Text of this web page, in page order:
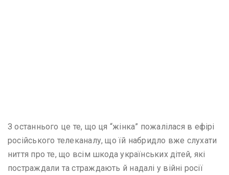
З останнього це те, що ця “жінка” пожалілася в ефірі
російського телеканалу, що їй набридло вже слухати
ниття про те, що всім шкода українських дітей, які
постраждали та страждають й надалі у війні росії